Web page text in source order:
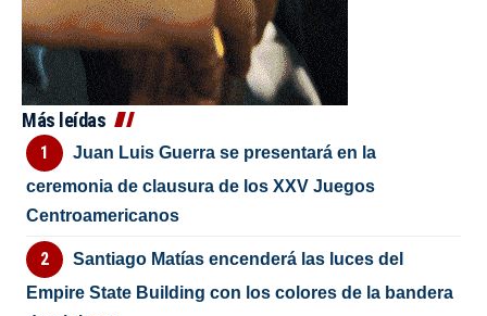
Más leídas
Juan Luis Guerra se presentará en la
ceremonia de clausura de los XXV Juegos
Centroamericanos
Santiago Matías encenderá las luces del
Empire State Building con los colores de la bandera